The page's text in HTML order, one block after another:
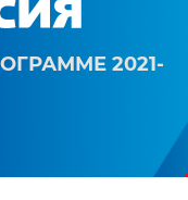
2021-